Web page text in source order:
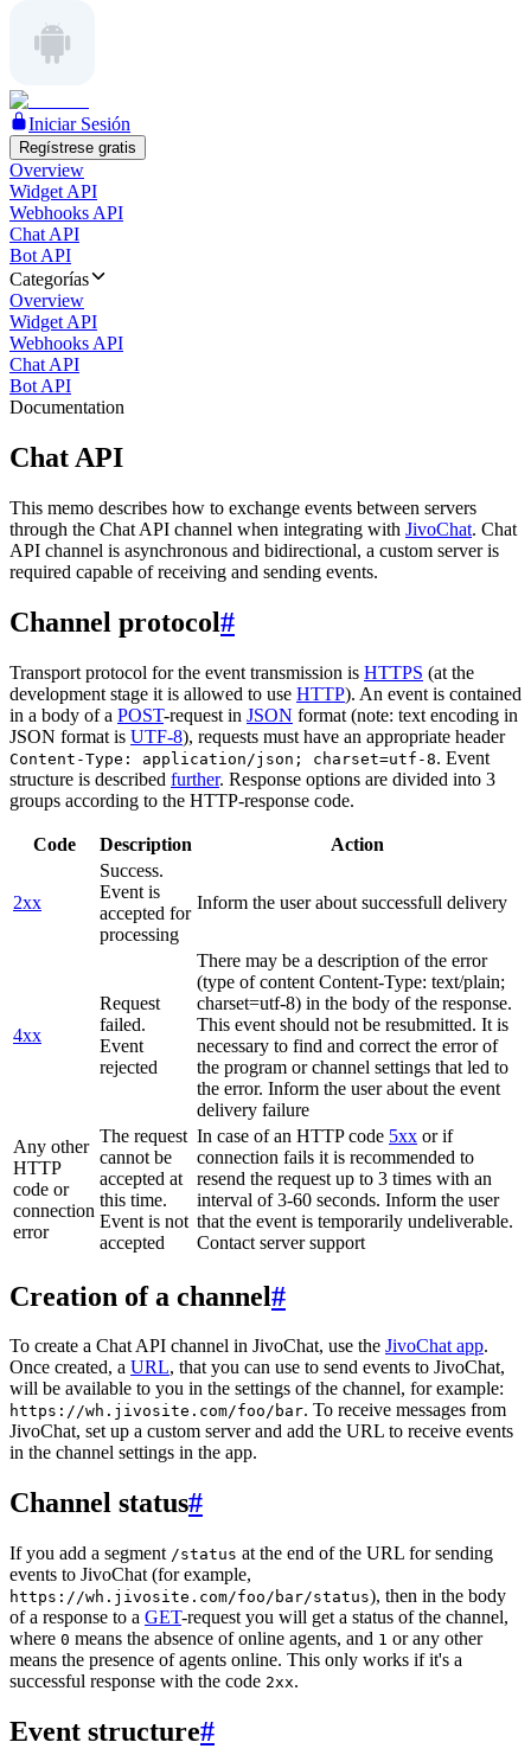
Iniciar Sesión
Regístrese gratis
Overview
Widget API
Webhooks API
Chat API
Bot API
Categorías
Overview
Widget API
Webhooks API
Chat API
Bot API
Documentation
Chat API
This memo describes how to exchange events between servers
through the Chat API channel when integrating with JivoChat. Chat
API channel is asynchronous and bidirectional, a custom server is
required capable of receiving and sending events.
Channel protocol#
Transport protocol for the event transmission is HTTPS (at the
development stage it is allowed to use HTTP). An event is contained
in a body of a POST-request in JSON format (note: text encoding in
JSON format is UTF-8), requests must have an appropriate header
Content-Type: application/json; charset=utf-8. Event
structure is described further. Response options are divided into 3
groups according to the HTTP-response code.
Code Description Action
2xx
Success.
Event is
accepted for
processing
Inform the user about successfull delivery
4xx
Request
failed.
Event
rejected
There may be a description of the error
(type of content Content-Type: text/plain;
charset=utf-8) in the body of the response.
This event should not be resubmitted. It is
necessary to find and correct the error of
the program or channel settings that led to
the error. Inform the user about the event
delivery failure
Any other
HTTP
code or
connection
error
The request
cannot be
accepted at
this time.
Event is not
accepted
In case of an HTTP code 5xx or if
connection fails it is recommended to
resend the request up to 3 times with an
interval of 3-60 seconds. Inform the user
that the event is temporarily undeliverable.
Contact server support
Creation of a channel#
To create a Chat API channel in JivoChat, use the JivoChat app.
Once created, a URL, that you can use to send events to JivoChat,
will be available to you in the settings of the channel, for example:
https://wh.jivosite.com/foo/bar. To receive messages from
JivoChat, set up a custom server and add the URL to receive events
in the channel settings in the app.
Channel status#
If you add a segment /status at the end of the URL for sending
events to JivoChat (for example,
https://wh.jivosite.com/foo/bar/status), then in the body
of a response to a GET-request you will get a status of the channel,
where 0 means the absence of online agents, and 1 or any other
means the presence of agents online. This only works if it's a
successful response with the code 2xx.
Event structure#